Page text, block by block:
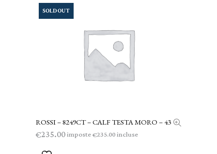
SOLD OUT
LEGGI TUTTO
ROSSI – 8249CT – CALF TESTA MORO – 43
€235.00imposte€235.00incluse